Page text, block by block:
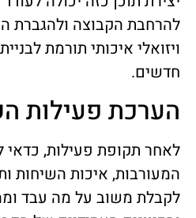
להרחבת הקבוצה ולהגברת
ויזואלי איכותי תורמת
חדשים.
הערכת פעילות
לאחר תקופת פעילות,
המעורבות, איכות השיחות
לקבלת משוב על מה עבד